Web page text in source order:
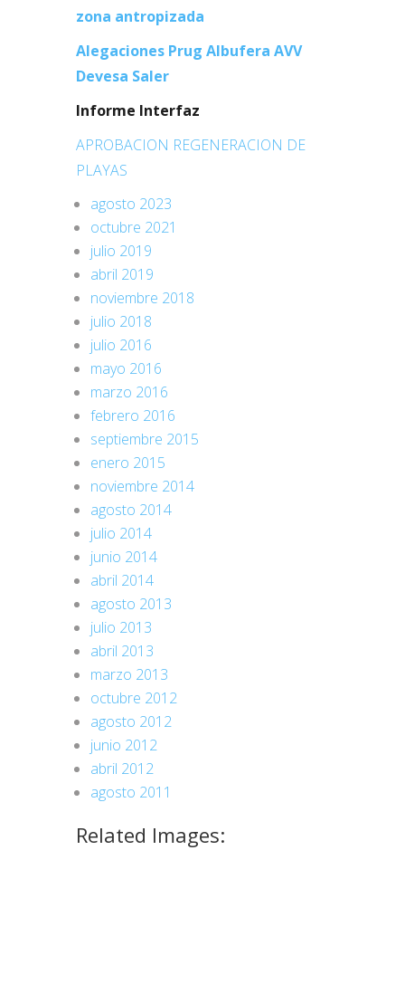
zona antropizada
Alegaciones Prug Albufera AVV
Devesa Saler
Informe Interfaz
APROBACION REGENERACION DE
PLAYAS
agosto 2023
octubre 2021
julio 2019
abril 2019
noviembre 2018
julio 2018
julio 2016
mayo 2016
marzo 2016
febrero 2016
septiembre 2015
enero 2015
noviembre 2014
agosto 2014
julio 2014
junio 2014
abril 2014
agosto 2013
julio 2013
abril 2013
marzo 2013
octubre 2012
agosto 2012
junio 2012
abril 2012
agosto 2011
Related Images: